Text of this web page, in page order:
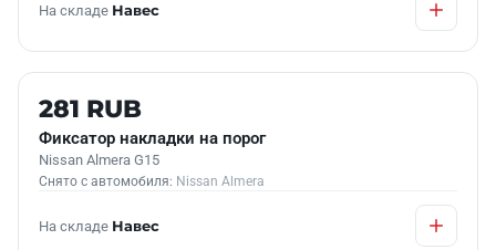
На складе Навес
Б/У В НАЛИЧИИ
281 RUB
Фиксатор накладки на порог
Nissan Almera G15
Снято с автомобиля: Nissan Almera
На складе Навес